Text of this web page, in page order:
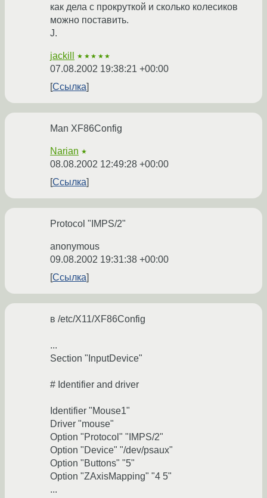
как дела с прокруткой и сколько колесиков
можно поставить.
J.
jackill ★★★★★
07.08.2002 19:38:21 +00:00
Ссылка
Man XF86Config
Narian ★
08.08.2002 12:49:28 +00:00
Ссылка
Protocol "IMPS/2"
anonymous
09.08.2002 19:31:38 +00:00
Ссылка
в /etc/X11/XF86Config
...
Section "InputDevice"
# Identifier and driver
Identifier "Mouse1"
Driver "mouse"
Option "Protocol" "IMPS/2"
Option "Device" "/dev/psaux"
Option "Buttons" "5"
Option "ZAxisMapping" "4 5"
...